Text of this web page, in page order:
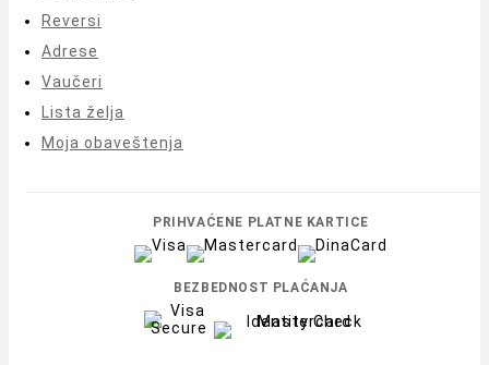
Reversi
Adrese
Vaučeri
Lista želja
Moja obaveštenja
PRIHVAĆENE PLATNE KARTICE
BEZBEDNOST PLAĆANJA